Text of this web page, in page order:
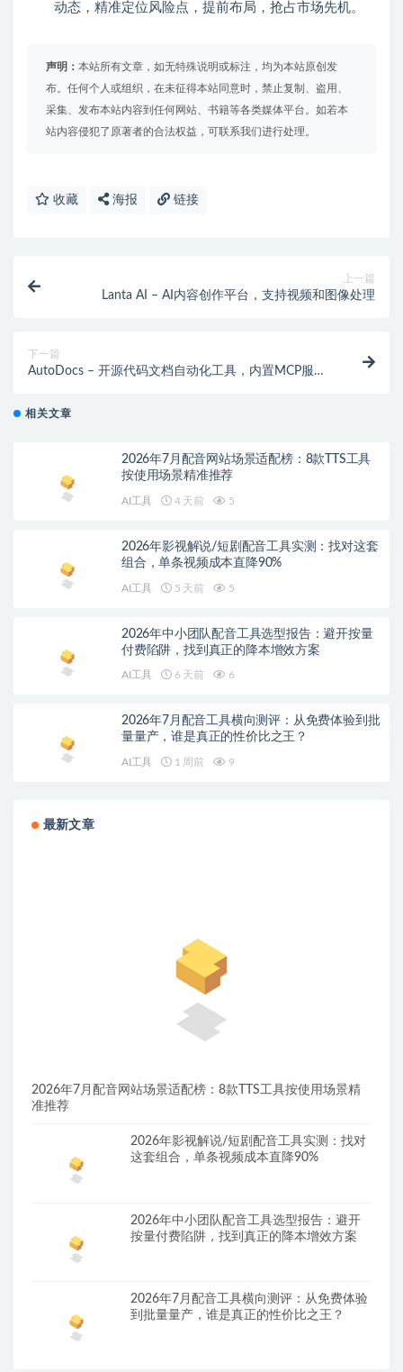
动态，精准定位风险点，提前布局，抢占市场先机。
声明： 本站所有文章，如无特殊说明或标注，均为本站原创发
布。任何个人或组织，在未征得本站同意时，禁止复制、盗用、
采集、发布本站内容到任何网站、书籍等各类媒体平台。如若本
站内容侵犯了原著者的合法权益，可联系我们进行处理。
收藏 海报 链接
上一篇
Lanta AI – AI内容创作平台，支持视频和图像处理
下一篇
AutoDocs – 开源代码文档自动化工具，内置MCP服务
相关文章
2026年7月配音网站场景适配榜：8款TTS工具
按使用场景精准推荐
AI工具 4 天前 5
2026年影视解说/短剧配音工具实测：找对这套
组合，单条视频成本直降90%
AI工具 5 天前 5
2026年中小团队配音工具选型报告：避开按量
付费陷阱，找到真正的降本增效方案
AI工具 6 天前 6
2026年7月配音工具横向测评：从免费体验到批
量量产，谁是真正的性价比之王？
AI工具 1 周前 9
最新文章
2026年7月配音网站场景适配榜：8款TTS工具按使用场景精
准推荐
2026年影视解说/短剧配音工具实测：找对
这套组合，单条视频成本直降90%
2026年中小团队配音工具选型报告：避开
按量付费陷阱，找到真正的降本增效方案
2026年7月配音工具横向测评：从免费体验
到批量量产，谁是真正的性价比之王？